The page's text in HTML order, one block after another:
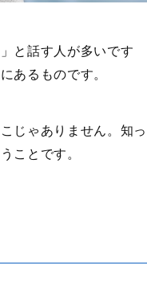
と話す人が多いです
あるものです。
じゃありません。知っ
ことです。